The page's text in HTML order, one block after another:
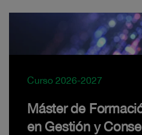
Curso 2026-2027
Máster de
en Gestión y